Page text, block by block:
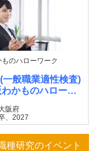
ものハローワーク
一般職業適性検査)
かものハローワ
阪府
、2027
種研究のイベント